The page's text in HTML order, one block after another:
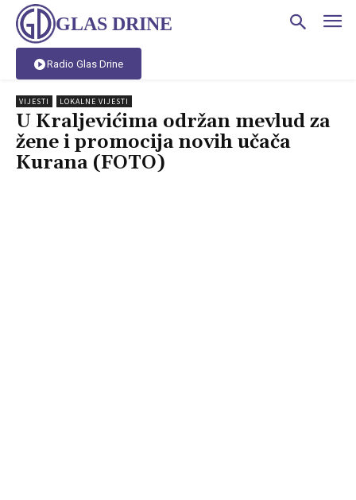
GLAS DRINE
Radio Glas Drine
VIJESTI LOKALNE VIJESTI
U Kraljevićima održan mevlud za
žene i promocija novih učača
Kurana (FOTO)